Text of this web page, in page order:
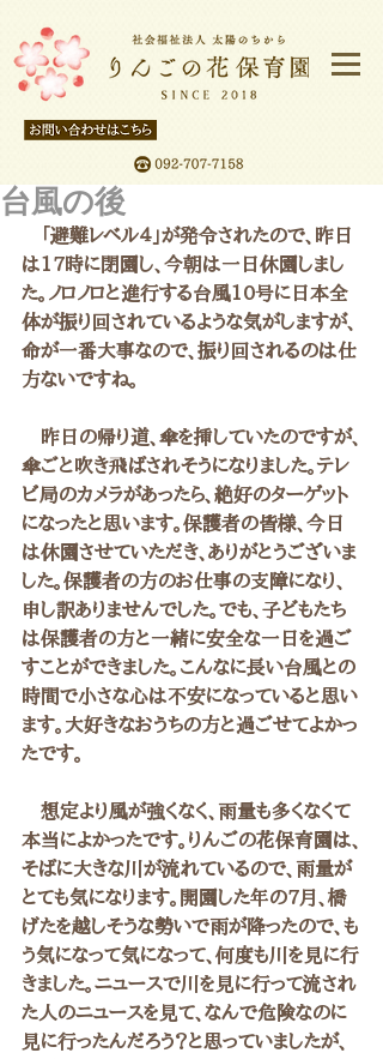
台風の後
「避難レベル４」が発令されたので、昨日
は17時に閉園し、今朝は一日休園しまし
た。ノロノロと進行する台風10号に日本全
体が振り回されているような気がしますが、
命が一番大事なので、振り回されるのは仕
方ないですね。
昨日の帰り道、傘を挿していたのですが、
傘ごと吹き飛ばされそうになりました。テレ
ビ局のカメラがあったら、絶好のターゲット
になったと思います。保護者の皆様、今日
は休園させていただき、ありがとうございま
した。保護者の方のお仕事の支障になり、
申し訳ありませんでした。でも、子どもたち
は保護者の方と一緒に安全な一日を過ご
すことができました。こんなに長い台風との
時間で小さな心は不安になっていると思い
ます。大好きなおうちの方と過ごせてよかっ
たです。
想定より風が強くなく、雨量も多くなくて
本当によかったです。りんごの花保育園は、
そばに大きな川が流れているので、雨量が
とても気になります。開園した年の7月、橋
げたを越しそうな勢いで雨が降ったので、も
う気になって気になって、何度も川を見に行
きました。ニュースで川を見に行って流され
た人のニュースを見て、なんで危険なのに
見に行ったんだろう？と思っていましたが、